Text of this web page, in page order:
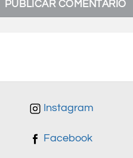
Instagram
Facebook